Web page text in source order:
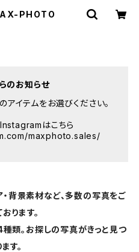
PHOTO
のお知らせ
アイテムをお選びください。
はこちら
maxphoto.sales/
・背景素材など、多数の写真をご
ります。
類。お探しの写真がきっと見つ
す。